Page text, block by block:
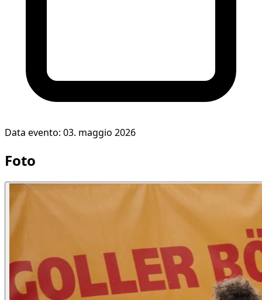
Data evento: 03. maggio 2026
Foto